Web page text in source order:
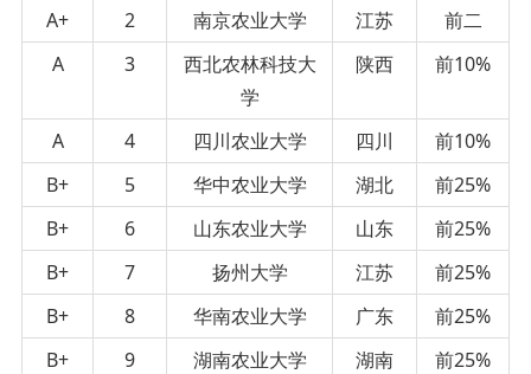
A+
2 南京农业大学 江苏
前二
A
3
西北农林科技大
学
陕西 前10%
A 4 四川农业大学 四川
前10%
B+
5 华中农业大学 湖北
前25%
B+
6 山东农业大学 山东
前25%
B+
7 扬州大学 江苏
前25%
B+
8 华南农业大学 广东
前25%
B+
9 湖南农业大学 湖南
前25%